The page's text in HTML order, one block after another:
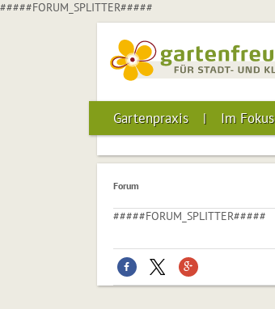
#####FORUM_SPLITTER#####
Gartenpraxis Im Fokus
Forum
#####FORUM_SPLITTER#####